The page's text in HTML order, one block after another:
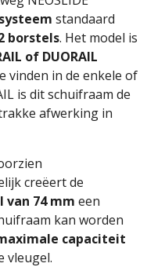
standaard
borstels. Het model is
of DUORAIL
vinden in de enkele of
is dit schuifraam de
afwerking in
creëert de
74 mm een
kan worden
capaciteit
vleugel.